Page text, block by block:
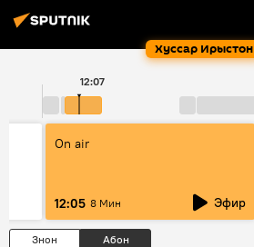
Хуссар Ирыстон
12:07
On air
12:05 8 Мин Эфир
Знон Абон